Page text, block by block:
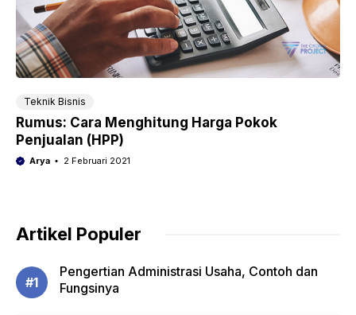
Teknik Bisnis
Rumus: Cara Menghitung Harga Pokok
Penjualan (HPP)
Arya 2 Februari 2021
Artikel Populer
Pengertian Administrasi Usaha, Contoh dan
Fungsinya